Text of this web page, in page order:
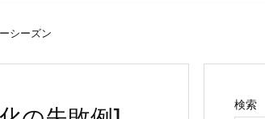
シーズン
検索